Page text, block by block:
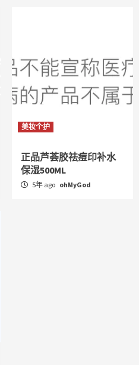
美妆个护
正品芦荟胶祛痘印补水
保湿500ML
5年 ago ohMyGod